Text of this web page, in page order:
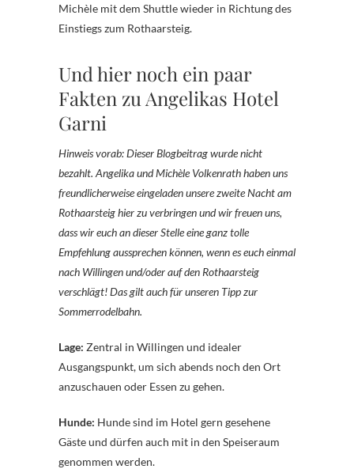
Michèle mit dem Shuttle wieder in Richtung des
Einstiegs zum Rothaarsteig.
Und hier noch ein paar
Fakten zu Angelikas Hotel
Garni
Hinweis vorab: Dieser Blogbeitrag wurde nicht
bezahlt. Angelika und Michèle Volkenrath haben uns
freundlicherweise eingeladen unsere zweite Nacht am
Rothaarsteig hier zu verbringen und wir freuen uns,
dass wir euch an dieser Stelle eine ganz tolle
Empfehlung aussprechen können, wenn es euch einmal
nach Willingen und/oder auf den Rothaarsteig
verschlägt! Das gilt auch für unseren Tipp zur
Sommerrodelbahn.
Lage: Zentral in Willingen und idealer
Ausgangspunkt, um sich abends noch den Ort
anzuschauen oder Essen zu gehen.
Hunde: Hunde sind im Hotel gern gesehene
Gäste und dürfen auch mit in den Speiseraum
genommen werden.